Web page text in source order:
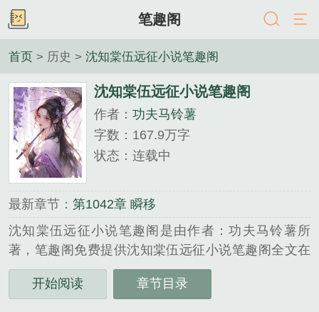
笔趣阁
首页 > 历史 > 沈知棠伍远征小说笔趣阁
沈知棠伍远征小说笔趣阁
作者： 功夫马铃薯
字数：167.9万字
状态：连载中
最新章节： 第1042章 瞬移
沈知棠伍远征小说笔趣阁是由作者：功夫马铃薯所
著，笔趣阁免费提供沈知棠伍远征小说笔趣阁全文在
线阅读。
三秒记住本站：笔趣阁 网址：www.biqug.com...
开始阅读 章节目录